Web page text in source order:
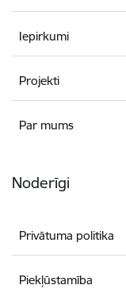
Iepirkumi
Projekti
Par mums
Noderīgi
Privātuma politika
Piekļūstamība